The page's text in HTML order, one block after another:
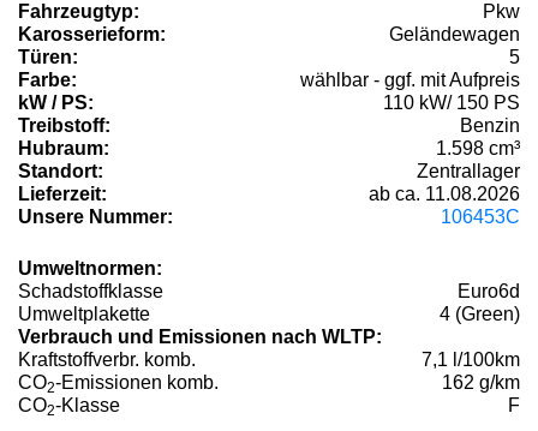
Fahrzeugtyp:
Pkw
Karosserieform:
Geländewagen
Türen:
5
Farbe:
wählbar - ggf. mit Aufpreis
kW / PS:
110 kW/ 150 PS
Treibstoff:
Benzin
Hubraum:
1.598 cm³
Standort:
Zentrallager
Lieferzeit:
ab ca. 11.08.2026
Unsere Nummer:
106453C
Umweltnormen:
Schadstoffklasse
Euro6d
Umweltplakette
4 (Green)
Verbrauch und Emissionen nach WLTP:
Kraftstoffverbr. komb.
7,1 l/100km
CO2-Emissionen komb.
162 g/km
CO2-Klasse F